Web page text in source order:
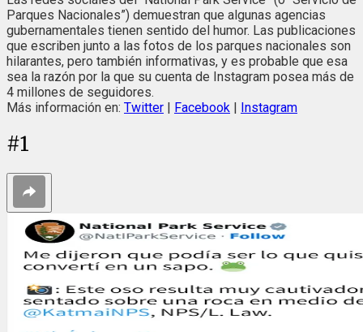
Parques Nacionales”) demuestran que algunas agencias
gubernamentales tienen sentido del humor. Las publicaciones
que escriben junto a las fotos de los parques nacionales son
hilarantes, pero también informativas, y es probable que esa
sea la razón por la que su cuenta de Instagram posea más de
4 millones de seguidores.
Más información en: Twitter | Facebook | Instagram
#1